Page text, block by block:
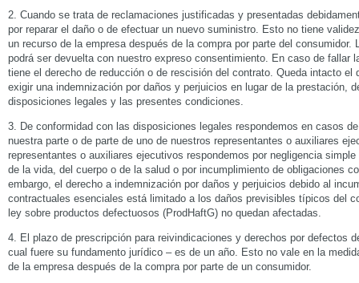
2. Cuando se trata de reclamaciones justificadas y presentadas
por reparar el daño o de efectuar un nuevo suministro. Esto no tiene
un recurso de la empresa después de la compra por parte del consumidor.
podrá ser devuelta con nuestro expreso consentimiento. En caso de fallar
tiene el derecho de reducción o de rescisión del contrato. Queda intacto el
exigir una indemnización por daños y perjuicios en lugar de la prestación,
disposiciones legales y las presentes condiciones.
3. De conformidad con las disposiciones legales respondemos en casos
nuestra parte o de parte de uno de nuestros representantes o auxiliares
representantes o auxiliares ejecutivos respondemos por negligencia
de la vida, del cuerpo o de la salud o por incumplimiento de obligaciones
embargo, el derecho a indemnización por daños y perjuicios debido al
contractuales esenciales está limitado a los daños previsibles típicos del
ley sobre productos defectuosos (ProdHaftG) no quedan afectadas.
4. El plazo de prescripción para reivindicaciones y derechos por defectos
cual fuere su fundamento jurídico – es de un año. Esto no vale en la
de la empresa después de la compra por parte de un consumidor.